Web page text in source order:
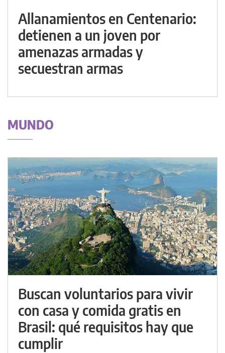
Allanamientos en Centenario:
detienen a un joven por
amenazas armadas y
secuestran armas
MUNDO
Buscan voluntarios para vivir
con casa y comida gratis en
Brasil: qué requisitos hay que
cumplir